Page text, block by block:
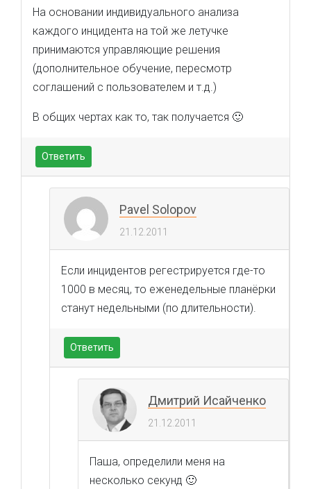
На основании индивидуального анализа
каждого инцидента на той же летучке
принимаются управляющие решения
(дополнительное обучение, пересмотр
соглашений с пользователем и т.д.)
В общих чертах как то, так получается 🙂
Ответить
Pavel Solopov
21.12.2011
Если инцидентов регестрируется где-то
1000 в месяц, то еженедельные планёрки
станут недельными (по длительности).
Ответить
Дмитрий Исайченко
21.12.2011
Паша, определили меня на
несколько секунд 🙂